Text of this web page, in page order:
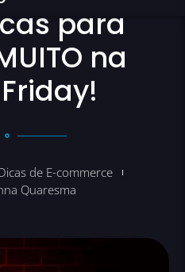
para
na
de E-commerce
Quaresma